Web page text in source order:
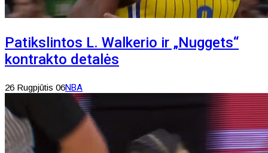
Patikslintos L. Walkerio ir „Nuggets“
kontrakto detalės
26 Rugpjūtis 06NBA